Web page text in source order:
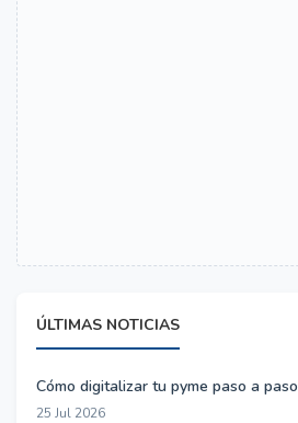
ÚLTIMAS NOTICIAS
Cómo digitalizar tu pyme paso a paso
25 Jul 2026